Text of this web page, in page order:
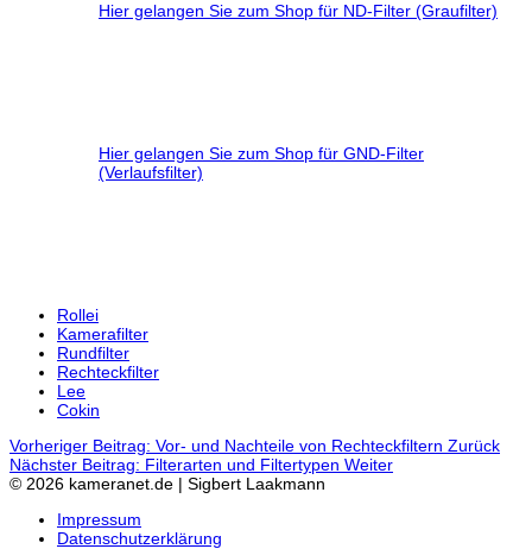
Hier gelangen Sie zum Shop für ND-Filter (Graufilter)
Hier gelangen Sie zum Shop für GND-Filter
(Verlaufsfilter)
Rollei
Kamerafilter
Rundfilter
Rechteckfilter
Lee
Cokin
Vorheriger Beitrag: Vor- und Nachteile von Rechteckfiltern Zurück
Nächster Beitrag: Filterarten und Filtertypen Weiter
© 2026 kameranet.de | Sigbert Laakmann
Impressum
Datenschutzerklärung